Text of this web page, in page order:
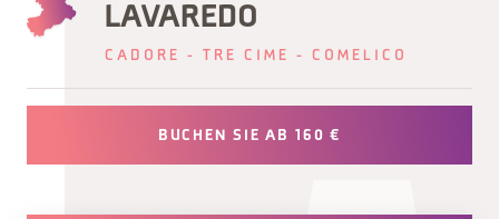
LAVAREDO
CADORE - TRE CIME - COMELICO
BUCHEN SIE AB 160 €